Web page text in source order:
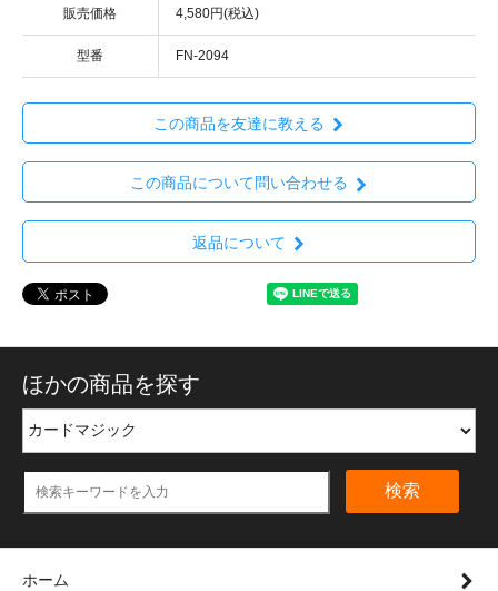
販売価格 4,580円(税込)
型番 FN-2094
この商品を友達に教える
この商品について問い合わせる
返品について
ほかの商品を探す
検索
ホーム